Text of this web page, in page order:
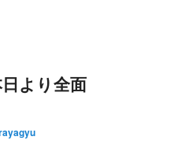
より全面